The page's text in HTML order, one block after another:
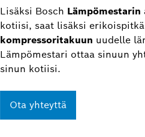
Lisäksi Bosch Lämpömestarin
kotiisi, saat lisäksi
kompressoritakuun uudelle
Lämpömestari ottaa sinuun
sinun kotiisi.
Ota yhteyttä